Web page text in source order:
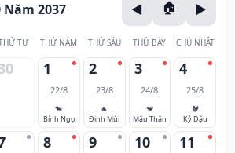
2037
TƯ THỨ NĂM THỨ SÁU THỨ BẢY CHỦ NHẬT
1
22/8
🐎
Bính Ngọ
2
23/8
🐐
Đinh Mùi
3
24/8
🐒
Mậu Thân
4
25/8
🐓
Kỷ Dậu
8 9 10 11